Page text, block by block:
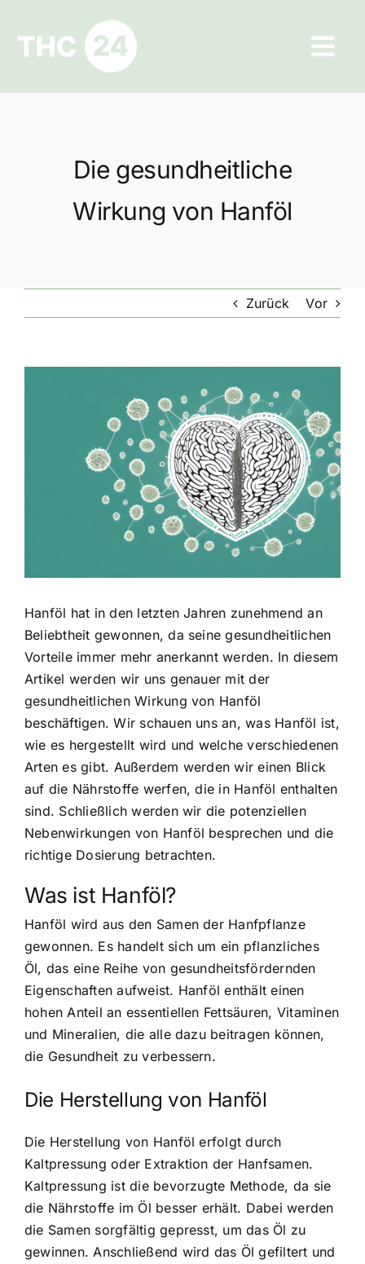
springen
Ratgeber
Datenschutz
Die gesundheitliche
Wirkung von Hanföl
Zurück Vor
Hanföl hat in den letzten Jahren zunehmend an
Beliebtheit gewonnen, da seine gesundheitlichen
Vorteile immer mehr anerkannt werden. In diesem
Artikel werden wir uns genauer mit der
gesundheitlichen Wirkung von Hanföl
beschäftigen. Wir schauen uns an, was Hanföl ist,
wie es hergestellt wird und welche verschiedenen
Arten es gibt. Außerdem werden wir einen Blick
auf die Nährstoffe werfen, die in Hanföl enthalten
sind. Schließlich werden wir die potenziellen
Nebenwirkungen von Hanföl besprechen und die
richtige Dosierung betrachten.
Was ist Hanföl?
Hanföl wird aus den Samen der Hanfpflanze
gewonnen. Es handelt sich um ein pflanzliches
Öl, das eine Reihe von gesundheitsfördernden
Eigenschaften aufweist. Hanföl enthält einen
hohen Anteil an essentiellen Fettsäuren, Vitaminen
und Mineralien, die alle dazu beitragen können,
die Gesundheit zu verbessern.
Die Herstellung von Hanföl
Die Herstellung von Hanföl erfolgt durch
Kaltpressung oder Extraktion der Hanfsamen.
Kaltpressung ist die bevorzugte Methode, da sie
die Nährstoffe im Öl besser erhält. Dabei werden
die Samen sorgfältig gepresst, um das Öl zu
gewinnen. Anschließend wird das Öl gefiltert und